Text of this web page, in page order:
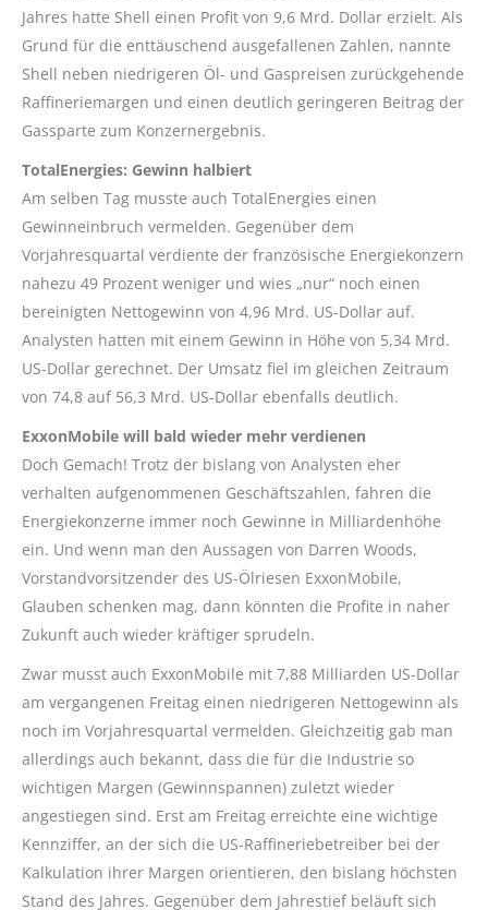
Jahres hatte Shell einen Profit von 9,6 Mrd. Dollar erzielt. Als
Grund für die enttäuschend ausgefallenen Zahlen, nannte
Shell neben niedrigeren Öl- und Gaspreisen zurückgehende
Raffineriemargen und einen deutlich geringeren Beitrag der
Gassparte zum Konzernergebnis.
TotalEnergies: Gewinn halbiert
Am selben Tag musste auch TotalEnergies einen
Gewinneinbruch vermelden. Gegenüber dem
Vorjahresquartal verdiente der französische Energiekonzern
nahezu 49 Prozent weniger und wies „nur“ noch einen
bereinigten Nettogewinn von 4,96 Mrd. US-Dollar auf.
Analysten hatten mit einem Gewinn in Höhe von 5,34 Mrd.
US-Dollar gerechnet. Der Umsatz fiel im gleichen Zeitraum
von 74,8 auf 56,3 Mrd. US-Dollar ebenfalls deutlich.
ExxonMobile will bald wieder mehr verdienen
Doch Gemach! Trotz der bislang von Analysten eher
verhalten aufgenommenen Geschäftszahlen, fahren die
Energiekonzerne immer noch Gewinne in Milliardenhöhe
ein. Und wenn man den Aussagen von Darren Woods,
Vorstandvorsitzender des US-Ölriesen ExxonMobile,
Glauben schenken mag, dann könnten die Profite in naher
Zukunft auch wieder kräftiger sprudeln.
Zwar musst auch ExxonMobile mit 7,88 Milliarden US-Dollar
am vergangenen Freitag einen niedrigeren Nettogewinn als
noch im Vorjahresquartal vermelden. Gleichzeitig gab man
allerdings auch bekannt, dass die für die Industrie so
wichtigen Margen (Gewinnspannen) zuletzt wieder
angestiegen sind. Erst am Freitag erreichte eine wichtige
Kennziffer, an der sich die US-Raffineriebetreiber bei der
Kalkulation ihrer Margen orientieren, den bislang höchsten
Stand des Jahres. Gegenüber dem Jahrestief beläuft sich